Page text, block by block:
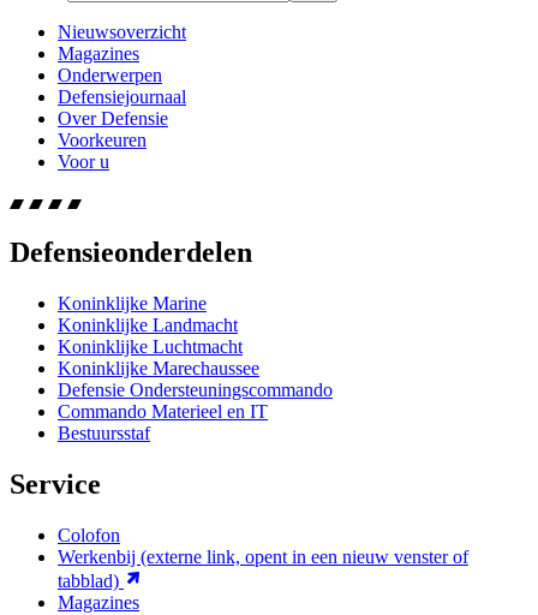
Nieuwsoverzicht
Magazines
Onderwerpen
Defensiejournaal
Over Defensie
Voorkeuren
Voor u
Defensieonderdelen
Koninklijke Marine
Koninklijke Landmacht
Koninklijke Luchtmacht
Koninklijke Marechaussee
Defensie Ondersteuningscommando
Commando Materieel en IT
Bestuursstaf
Service
Colofon
Werkenbij (externe link, opent in een nieuw venster of
tabblad)
Magazines